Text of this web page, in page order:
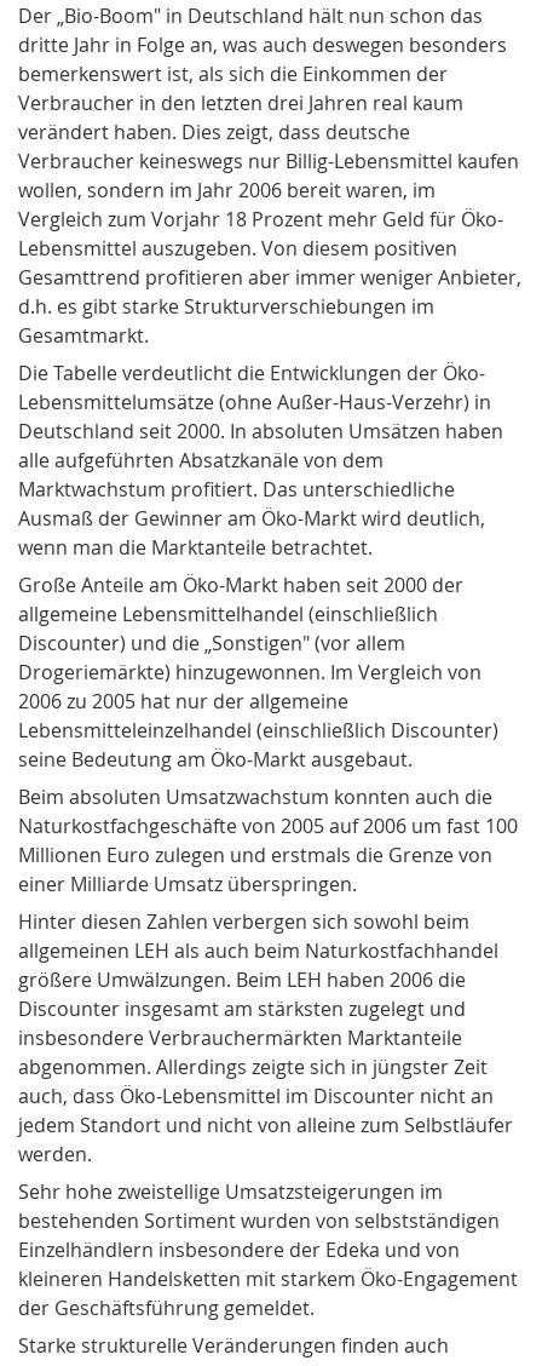
Der „Bio-Boom" in Deutschland hält nun schon das
dritte Jahr in Folge an, was auch deswegen besonders
bemerkenswert ist, als sich die Einkommen der
Verbraucher in den letzten drei Jahren real kaum
verändert haben. Dies zeigt, dass deutsche
Verbraucher keineswegs nur Billig-Lebensmittel kaufen
wollen, sondern im Jahr 2006 bereit waren, im
Vergleich zum Vorjahr 18 Prozent mehr Geld für Öko-
Lebensmittel auszugeben. Von diesem positiven
Gesamttrend profitieren aber immer weniger Anbieter,
d.h. es gibt starke Strukturverschiebungen im
Gesamtmarkt.
Die Tabelle verdeutlicht die Entwicklungen der Öko-
Lebensmittelumsätze (ohne Außer-Haus-Verzehr) in
Deutschland seit 2000. In absoluten Umsätzen haben
alle aufgeführten Absatzkanäle von dem
Marktwachstum profitiert. Das unterschiedliche
Ausmaß der Gewinner am Öko-Markt wird deutlich,
wenn man die Marktanteile betrachtet.
Große Anteile am Öko-Markt haben seit 2000 der
allgemeine Lebensmittelhandel (einschließlich
Discounter) und die „Sonstigen" (vor allem
Drogeriemärkte) hinzugewonnen. Im Vergleich von
2006 zu 2005 hat nur der allgemeine
Lebensmitteleinzelhandel (einschließlich Discounter)
seine Bedeutung am Öko-Markt ausgebaut.
Beim absoluten Umsatzwachstum konnten auch die
Naturkostfachgeschäfte von 2005 auf 2006 um fast 100
Millionen Euro zulegen und erstmals die Grenze von
einer Milliarde Umsatz überspringen.
Hinter diesen Zahlen verbergen sich sowohl beim
allgemeinen LEH als auch beim Naturkostfachhandel
größere Umwälzungen. Beim LEH haben 2006 die
Discounter insgesamt am stärksten zugelegt und
insbesondere Verbrauchermärkten Marktanteile
abgenommen. Allerdings zeigte sich in jüngster Zeit
auch, dass Öko-Lebensmittel im Discounter nicht an
jedem Standort und nicht von alleine zum Selbstläufer
werden.
Sehr hohe zweistellige Umsatzsteigerungen im
bestehenden Sortiment wurden von selbstständigen
Einzelhändlern insbesondere der Edeka und von
kleineren Handelsketten mit starkem Öko-Engagement
der Geschäftsführung gemeldet.
Starke strukturelle Veränderungen finden auch